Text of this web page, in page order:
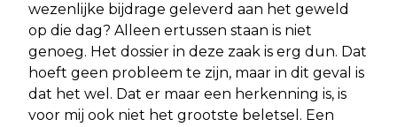
wezenlijke bijdrage geleverd aan het geweld
op die dag? Alleen ertussen staan is niet
genoeg. Het dossier in deze zaak is erg dun. Dat
hoeft geen probleem te zijn, maar in dit geval is
dat het wel. Dat er maar een herkenning is, is
voor mij ook niet het grootste beletsel. Een